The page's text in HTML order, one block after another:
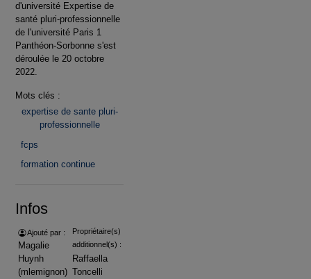
d'université Expertise de
santé pluri-professionnelle
de l'université Paris 1
Panthéon-Sorbonne s'est
déroulée le 20 octobre
2022.
Mots clés :
expertise de sante pluri-
professionnelle
fcps
formation continue
Infos
Ajouté par :
Magalie
Huynh
(mlemignon)
Propriétaire(s)
additionnel(s) :
Raffaella
Toncelli